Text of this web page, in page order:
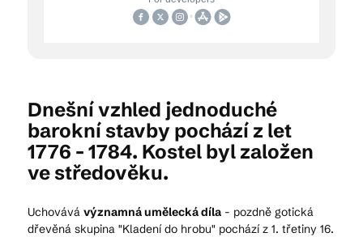
Dnešní vzhled jednoduché
barokní stavby pochází z let
1776 - 1784. Kostel byl založen
ve středověku.
Uchovává významná umělecká díla - pozdně gotická
dřevěná skupina "Kladení do hrobu" pochází z 1. třetiny 16.